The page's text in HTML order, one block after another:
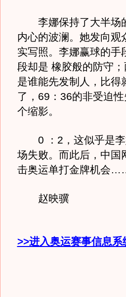
李娜保持了大半场
内心的波澜。她发向观
实写照。李娜赢球的手
段却是 橡胶般的防守
是谁能先发制人，比得
了，69：36的非受迫
个缩影。
0 ：2，这似乎是李
场失败。而此后，中国
击奥运单打金牌机会
赵映骥
>>进入奥运赛事信息